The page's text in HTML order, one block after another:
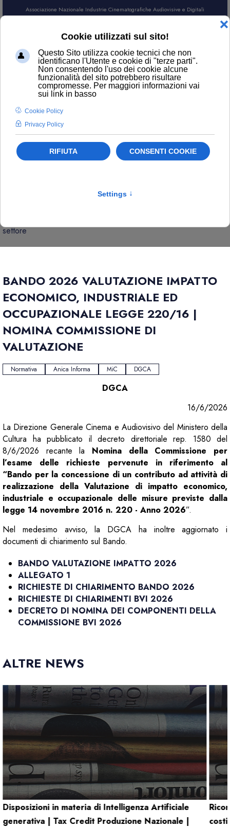
Associazione Nazionale Industrie Cinematografiche Audiovisive e Digitali
CERCA
settore
BANDO 2026 VALUTAZIONE IMPATTO
ECONOMICO, INDUSTRIALE ED
OCCUPAZIONALE LEGGE 220/16 |
NOMINA COMMISSIONE DI
VALUTAZIONE
Normativa Anica Informa MiC DGCA
DGCA
16/6/2026
La Direzione Generale Cinema e Audiovisivo del Ministero della
Cultura ha pubblicato il decreto direttoriale rep. 1580 del
8/6/2026 recante la Nomina della Commissione per
l’esame delle richieste pervenute in riferimento al
“Bando per la concessione di un contributo ad attività di
realizzazione della Valutazione di impatto economico,
industriale e occupazionale delle misure previste dalla
legge 14 novembre 2016 n. 220 - Anno 2026”.
Nel medesimo avviso, la DGCA ha inoltre aggiornato i
documenti di chiarimento sul Bando.
BANDO VALUTAZIONE IMPATTO 2026
ALLEGATO 1
RICHIESTE DI CHIARIMENTO BANDO 2026
RICHIESTE DI CHIARIMENTI BVI 2026
DECRETO DI NOMINA DEI COMPONENTI DELLA
COMMISSIONE BVI 2026
ALTRE NEWS
Disposizioni in materia di Intelligenza Artificiale
generativa | Tax Credit Produzione Nazionale |